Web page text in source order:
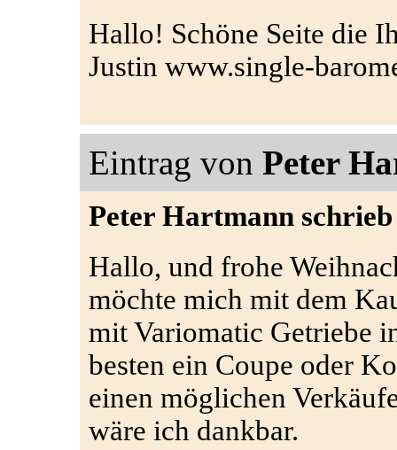
Hallo! Schöne Seite die
Justin www.single-
Eintrag von Peter
Peter Hartmann
Hallo, und frohe
möchte mich mit dem
mit Variomatic Getriebe
besten ein Coupe oder
einen möglichen
wäre ich dankbar.